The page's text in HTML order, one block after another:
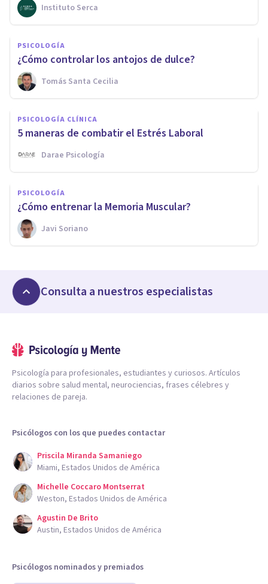
Instituto Serca
PSICOLOGÍA
¿Cómo controlar los antojos de dulce?
Tomás Santa Cecilia
PSICOLOGÍA CLÍNICA
5 maneras de combatir el Estrés Laboral
Darae Psicología
PSICOLOGÍA
¿Cómo entrenar la Memoria Muscular?
Javi Soriano
Consulta a nuestros especialistas
Psicología para profesionales, estudiantes y curiosos. Artículos
diarios sobre salud mental, neurociencias, frases célebres y
relaciones de pareja.
Psicólogos con los que puedes contactar
Priscila Miranda Samaniego
Miami, Estados Unidos de América
Michelle Coccaro Montserrat
Weston, Estados Unidos de América
Agustin De Brito
Austin, Estados Unidos de América
Psicólogos nominados y premiados